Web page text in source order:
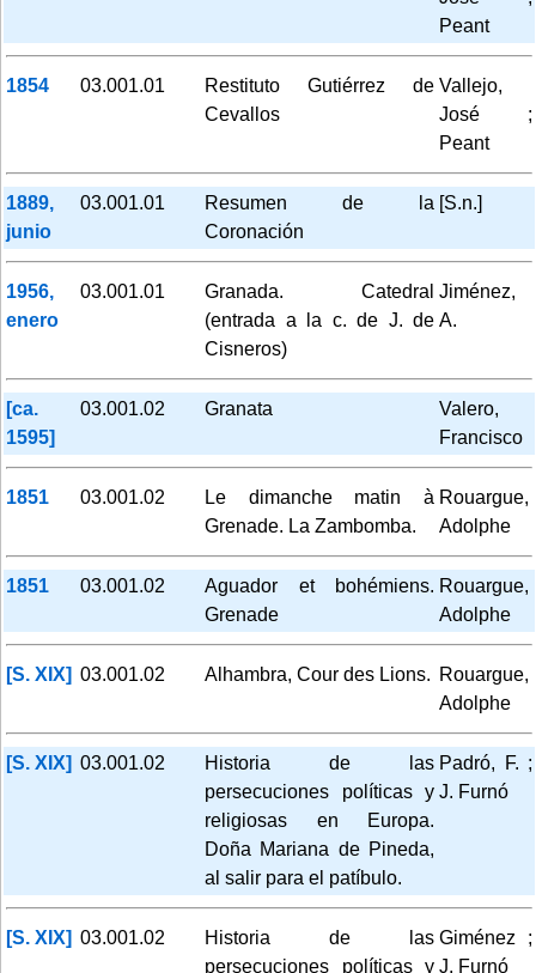
Peant
1854 03.001.01
Restituto Gutiérrez de
Cevallos
Vallejo,
José ;
Peant
1889,
junio
03.001.01
Resumen de la
Coronación
[S.n.]
1956,
enero
03.001.01
Granada. Catedral
(entrada a la c. de J. de
Cisneros)
Jiménez,
A.
[ca.
1595]
03.001.02 Granata
Valero,
Francisco
1851 03.001.02
Le dimanche matin à
Grenade. La Zambomba.
Rouargue,
Adolphe
1851 03.001.02
Aguador et bohémiens.
Grenade
Rouargue,
Adolphe
[S. XIX] 03.001.02 Alhambra, Cour des Lions. Rouargue,
Adolphe
[S. XIX] 03.001.02
Historia de las
persecuciones políticas y
religiosas en Europa.
Doña Mariana de Pineda,
al salir para el patíbulo.
Padró, F. ;
J. Furnó
[S. XIX] 03.001.02
Historia de las
persecuciones políticas y
Giménez ;
J. Furnó